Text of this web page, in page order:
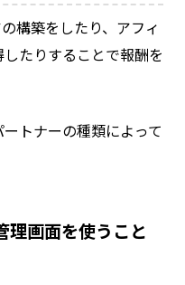
構築をしたり、アフィ
たりすることで報酬を
トナーの種類によって
画面を使うこと